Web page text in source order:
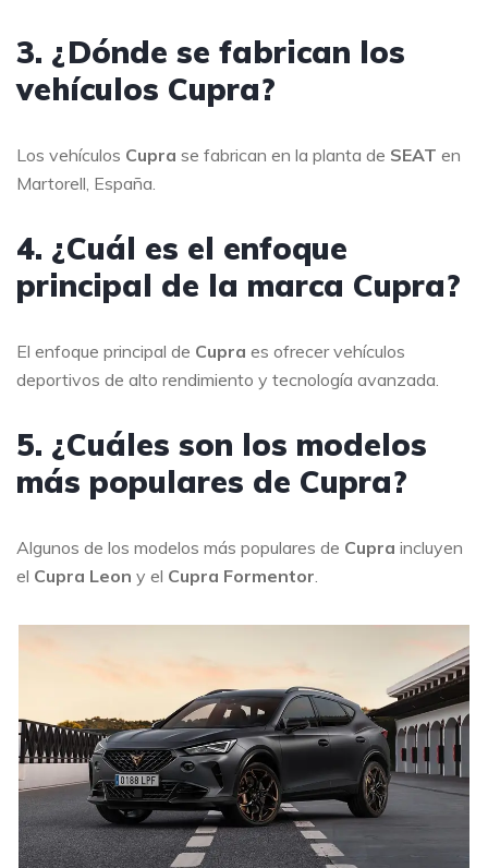
3. ¿Dónde se fabrican los
vehículos Cupra?
Los vehículos Cupra se fabrican en la planta de SEAT en
Martorell, España.
4. ¿Cuál es el enfoque
principal de la marca Cupra?
El enfoque principal de Cupra es ofrecer vehículos
deportivos de alto rendimiento y tecnología avanzada.
5. ¿Cuáles son los modelos
más populares de Cupra?
Algunos de los modelos más populares de Cupra incluyen
el Cupra Leon y el Cupra Formentor.